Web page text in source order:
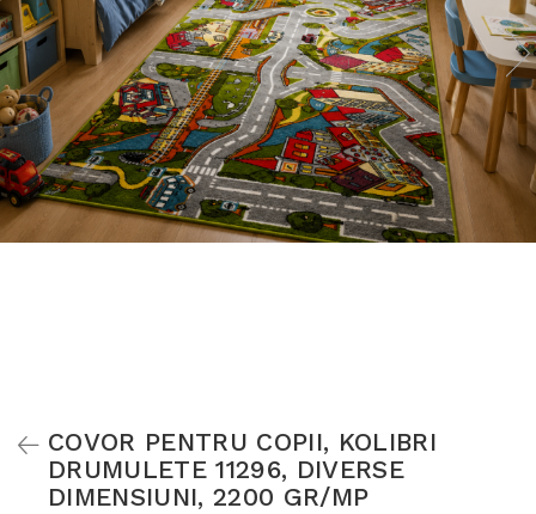
COVOR PENTRU COPII, KOLIBRI
DRUMULETE 11296, DIVERSE
DIMENSIUNI, 2200 GR/MP